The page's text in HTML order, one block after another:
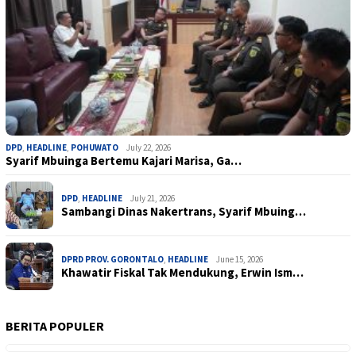
DPD HEADLINE POHUWATO July 22, 2026
Syarif Mbuinga Bertemu Kajari Marisa, Ga…
DPD HEADLINE July 21, 2026
Sambangi Dinas Nakertrans, Syarif Mbuing…
DPRD PROV. GORONTALO HEADLINE June 15, 2026
Khawatir Fiskal Tak Mendukung, Erwin Ism…
BERITA POPULER